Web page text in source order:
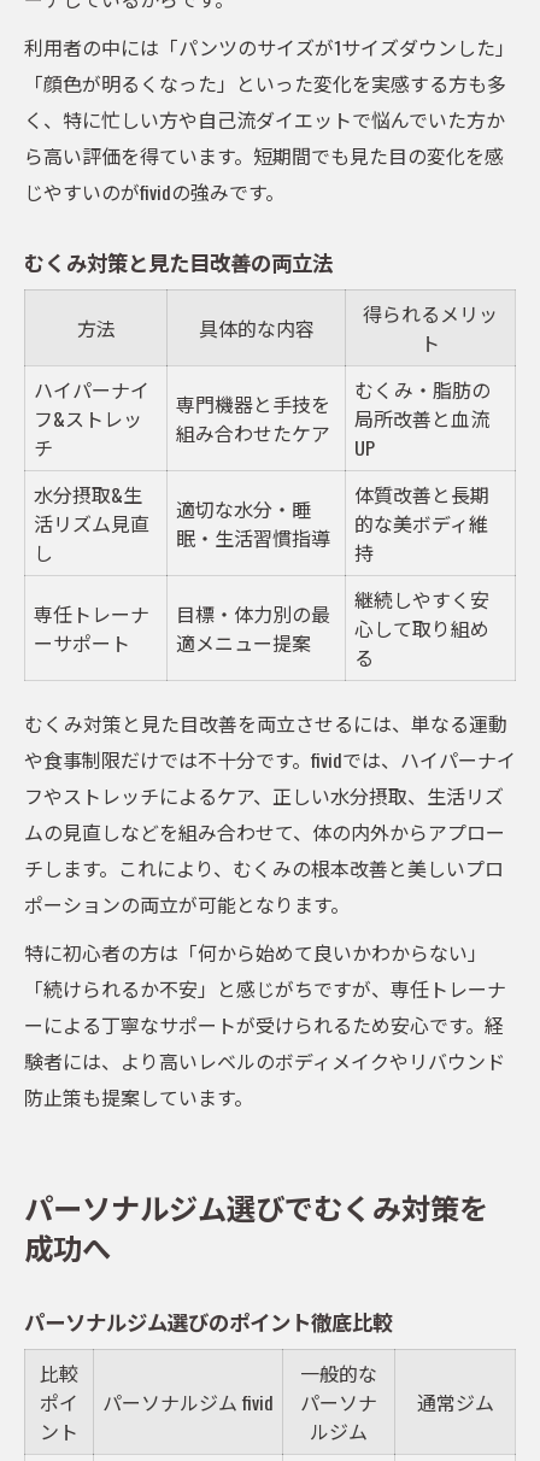
利用者の中には「パンツのサイズが1サイズダウンした」
「顔色が明るくなった」といった変化を実感する方も多
く、特に忙しい方や自己流ダイエットで悩んでいた方か
ら高い評価を得ています。短期間でも見た目の変化を感
じやすいのがfividの強みです。
むくみ対策と見た目改善の両立法
方法 具体的な内容
得られるメリッ
ト
ハイパーナイ
フ&ストレッ
チ
専門機器と手技を
組み合わせたケア
むくみ・脂肪の
局所改善と血流
UP
水分摂取&生
活リズム見直
し
適切な水分・睡
眠・生活習慣指導
体質改善と長期
的な美ボディ維
持
専任トレーナ
ーサポート
目標・体力別の最
適メニュー提案
継続しやすく安
心して取り組め
る
むくみ対策と見た目改善を両立させるには、単なる運動
や食事制限だけでは不十分です。fividでは、ハイパーナイ
フやストレッチによるケア、正しい水分摂取、生活リズ
ムの見直しなどを組み合わせて、体の内外からアプロー
チします。これにより、むくみの根本改善と美しいプロ
ポーションの両立が可能となります。
特に初心者の方は「何から始めて良いかわからない」
「続けられるか不安」と感じがちですが、専任トレーナ
ーによる丁寧なサポートが受けられるため安心です。経
験者には、より高いレベルのボディメイクやリバウンド
防止策も提案しています。
パーソナルジム選びでむくみ対策を
成功へ
パーソナルジム選びのポイント徹底比較
比較
ポイ
ント
パーソナルジム fivid
一般的な
パーソナ
ルジム
通常ジム